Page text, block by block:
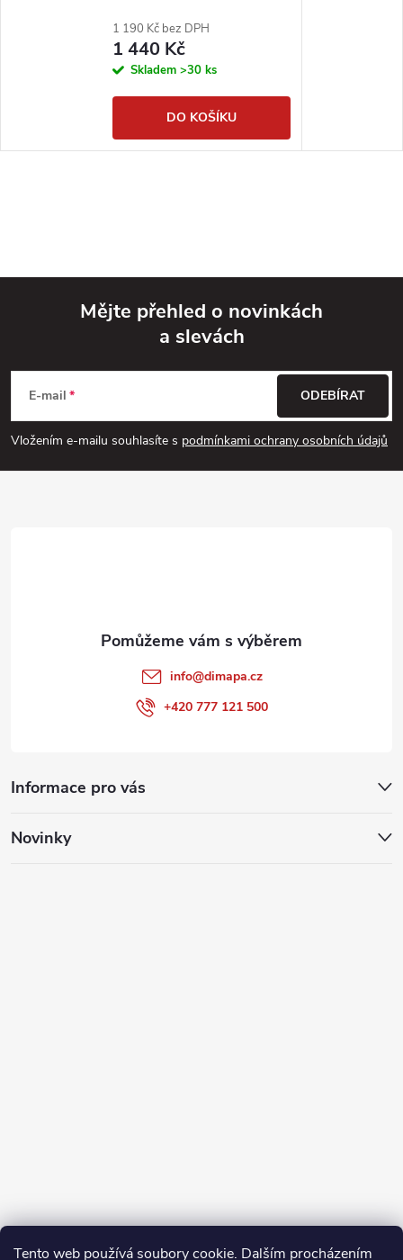
Tento web používá soubory cookie. Dalším procházením
1 190 Kč bez DPH
1 440 Kč
Skladem >30 ks
DO KOŠÍKU
p
a
Mějte přehled o novinkách
a slevách
E-mail
Vložením e-mailu souhlasíte s podmínkami ochrany osobních údajů
ODEBÍRAT
Informace pro vás
Novinky
info@dimapa.cz
+420 777 121 500